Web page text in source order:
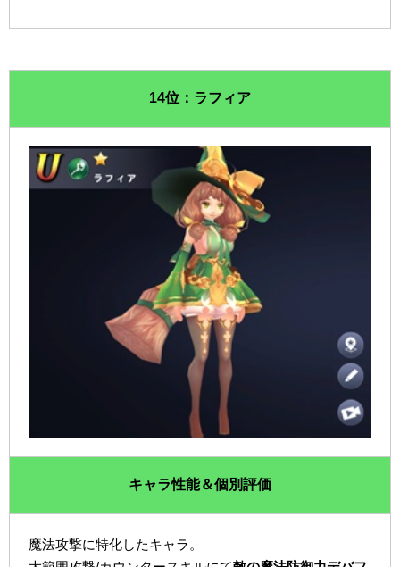
14位：ラフィア
キャラ性能＆個別評価
魔法攻撃に特化したキャラ。